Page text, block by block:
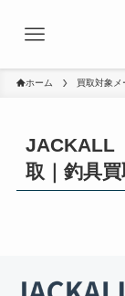
ホーム 買取対象メ
JACKALL
取｜釣具